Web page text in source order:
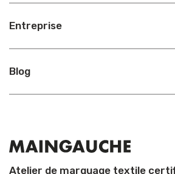
Entreprise
Blog
Atelier de marquage textile